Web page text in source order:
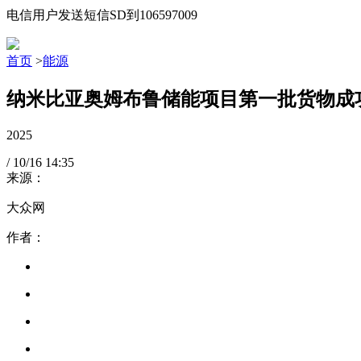
电信用户发送短信SD到106597009
首页 >能源
纳米比亚奥姆布鲁储能项目第一批货物成
2025
/ 10/16 14:35
来源：
大众网
作者：